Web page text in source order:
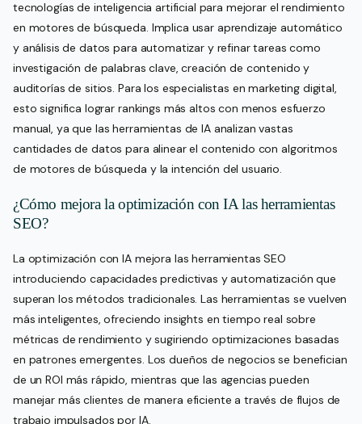
tecnologías de inteligencia artificial para mejorar el rendimiento
en motores de búsqueda. Implica usar aprendizaje automático
y análisis de datos para automatizar y refinar tareas como
investigación de palabras clave, creación de contenido y
auditorías de sitios. Para los especialistas en marketing digital,
esto significa lograr rankings más altos con menos esfuerzo
manual, ya que las herramientas de IA analizan vastas
cantidades de datos para alinear el contenido con algoritmos
de motores de búsqueda y la intención del usuario.
¿Cómo mejora la optimización con IA las herramientas
SEO?
La optimización con IA mejora las herramientas SEO
introduciendo capacidades predictivas y automatización que
superan los métodos tradicionales. Las herramientas se vuelven
más inteligentes, ofreciendo insights en tiempo real sobre
métricas de rendimiento y sugiriendo optimizaciones basadas
en patrones emergentes. Los dueños de negocios se benefician
de un ROI más rápido, mientras que las agencias pueden
manejar más clientes de manera eficiente a través de flujos de
trabajo impulsados por IA.